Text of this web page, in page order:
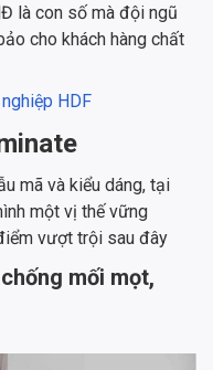
là con số mà đội ngũ
cho khách hàng chất
HDF
mã và kiểu dáng, tại
một vị thế vững
vượt trội sau đây
mối mọt,